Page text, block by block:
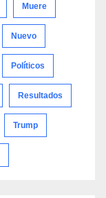
Muere
Nuevo
Políticos
Resultados
Trump